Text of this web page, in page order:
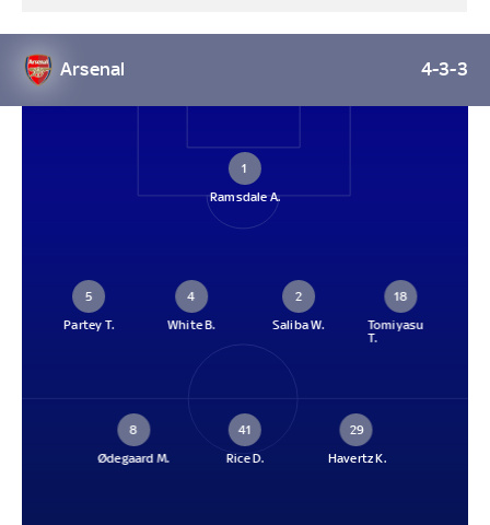
Arsenal 4-3-3
1
Ramsdale A.
5
Partey T.
4
White B.
2
Saliba W.
18
Tomiyasu
T.
8
Ødegaard M.
41
Rice D.
29
Havertz K.